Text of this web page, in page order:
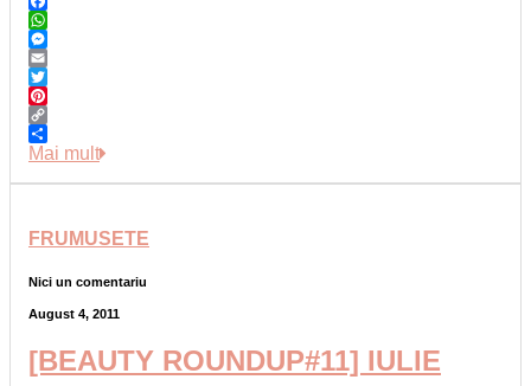
Facebook
WhatsApp
Messenger
Email
Twitter
Pinterest
Copy
Link
Share
Mai mult
FRUMUSETE
Nici un comentariu
August 4, 2011
[BEAUTY ROUNDUP#11] IULIE